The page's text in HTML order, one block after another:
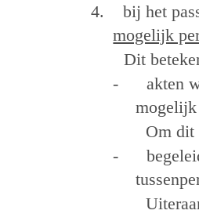
4.
bij het
mogelijk
Dit
-
akten
mogelijk
Om dit
-